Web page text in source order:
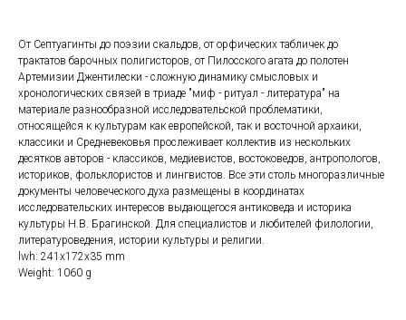
От Септуагинты до поэзии скальдов, от орфических табличек до
трактатов барочных полигисторов, от Пилосского агата до полотен
Артемизии Джентилески - сложную динамику смысловых и
хронологических связей в триаде "миф - ритуал - литература" на
материале разнообразной исследовательской проблематики,
относящейся к культурам как европейской, так и восточной архаики,
классики и Средневековья прослеживает коллектив из нескольких
десятков авторов - классиков, медиевистов, востоковедов, антропологов,
историков, фольклористов и лингвистов. Все эти столь многоразличные
документы человеческого духа размещены в координатах
исследовательских интересов выдающегося антиковеда и историка
культуры Н.В. Брагинской. Для специалистов и любителей филологии,
литературоведения, истории культуры и религии.
lwh: 241x172x35 mm
Weight: 1060 g